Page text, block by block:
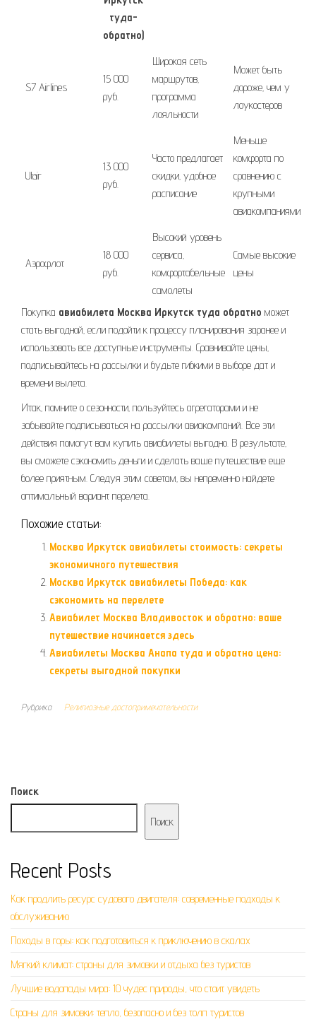
туда-
обратно)
S7 Airlines
15 000
руб.
Широкая сеть
маршрутов‚
программа
лояльности
Может быть
дороже‚ чем у
лоукостеров
Utair
13 000
руб.
Часто предлагает
скидки‚ удобное
расписание
Меньше
комфорта по
сравнению с
крупными
авиакомпаниями
Аэрофлот
18 000
руб.
Высокий уровень
сервиса‚
комфортабельные
самолеты
Самые высокие
цены
Покупка авиабилета Москва Иркутск туда обратно может
стать выгодной‚ если подойти к процессу планирования заранее и
использовать все доступные инструменты. Сравнивайте цены‚
подписывайтесь на рассылки и будьте гибкими в выборе дат и
времени вылета.
Итак‚ помните о сезонности‚ пользуйтесь агрегаторами и не
забывайте подписываться на рассылки авиакомпаний. Все эти
действия помогут вам купить авиабилеты выгодно. В результате‚
вы сможете сэкономить деньги и сделать ваше путешествие еще
более приятным. Следуя этим советам‚ вы непременно найдете
оптимальный вариант перелета.
Похожие статьи:
Москва Иркутск авиабилеты стоимость: секреты
экономичного путешествия
Москва Иркутск авиабилеты Победа: как
сэкономить на перелете
Авиабилет Москва Владивосток и обратно: ваше
путешествие начинается здесь
Авиабилеты Москва Анапа туда и обратно цена:
секреты выгодной покупки
Рубрика Религиозные достопримечательности
Поиск
Поиск
Recent Posts
Как продлить ресурс судового двигателя: современные подходы к
обслуживанию
Походы в горы: как подготовиться к приключению в скалах
Мягкий климат: страны для зимовки и отдыха без туристов
Лучшие водопады мира: 10 чудес природы, что стоит увидеть
Страны для зимовки: тепло, безопасно и без толп туристов